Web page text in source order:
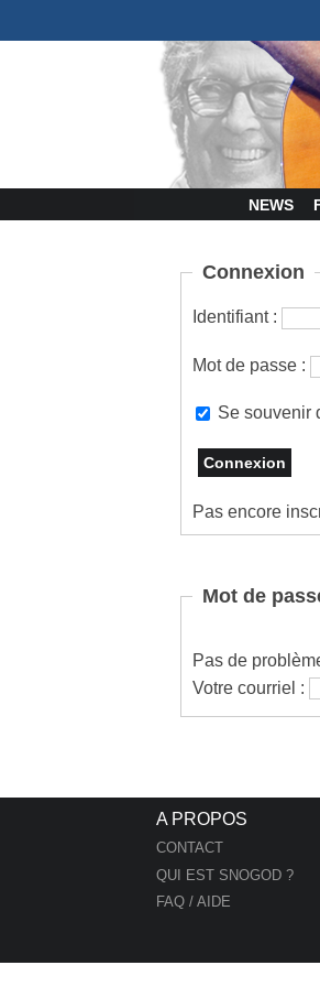
NEWS
Connexion
Identifiant :
Mot de passe :
Se souvenir
Pas encore
Mot de
Pas de
Votre courriel :
A PROPOS
CONTACT
QUI EST SNOGOD ?
FAQ / AIDE